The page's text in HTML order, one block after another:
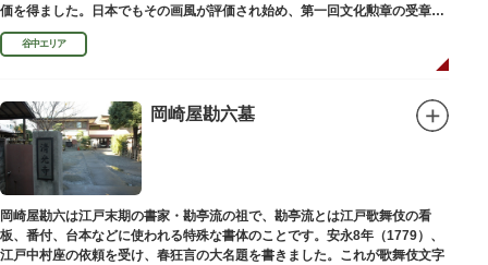
価を得ました。日本でもその画風が評価され始め、第一回文化勲章の受章者
となりました。お墓は谷中霊園にあります。
谷中エリア
岡崎屋勘六墓
岡崎屋勘六は江戸末期の書家・勘亭流の祖で、勘亭流とは江戸歌舞伎の看
板、番付、台本などに使われる特殊な書体のことです。安永8年（1779）、
江戸中村座の依頼を受け、春狂言の大名題を書きました。これが歌舞伎文字